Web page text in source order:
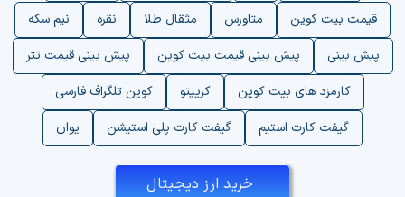
قیمت بیت کوین
متاورس مثقال طلا نقره
نیم سکه
پیش بینی
پیش بینی قیمت بیت کوین
پیش بینی قیمت تتر
کارمزد های بیت کوین
کریپتو
کوین تلگراف فارسی
گیفت کارت استیم
گیفت کارت پلی استیشن یوان
خرید ارز دیجیتال